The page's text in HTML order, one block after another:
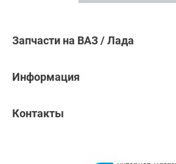
Запчасти на ВАЗ / Лада
Информация
Контакты